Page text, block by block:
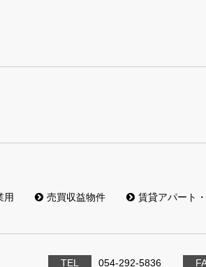
用 売買収益物件
賃貸アパート
TEL 054-292-5836